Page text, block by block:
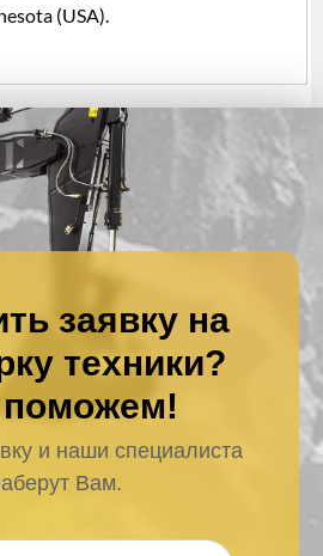
(USA).
заявку на
техники?
и наши специалиста
Вам.